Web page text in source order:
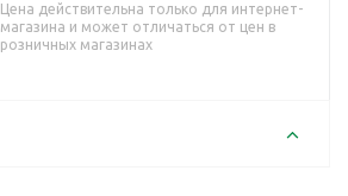
Цена действительна только для интернет-
магазина и может отличаться от цен в
розничных магазинах